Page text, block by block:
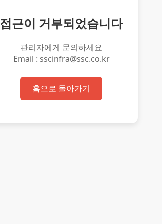
접근이 거부되었습니다
관리자에게 문의하세요
Email : sscinfra@ssc.co.kr
홈으로 돌아가기